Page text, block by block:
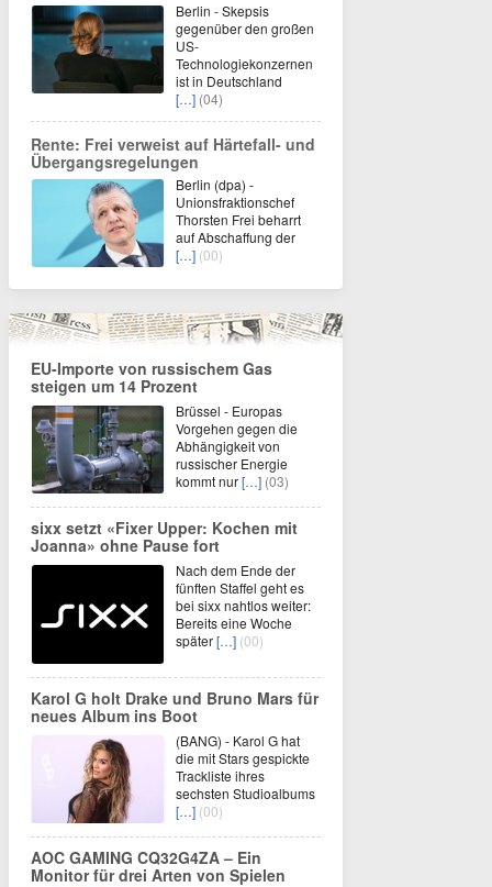
Berlin - Skepsis
gegenüber den großen
US-
Technologiekonzernen
ist in Deutschland
[…] (04)
Rente: Frei verweist auf Härtefall- und
Übergangsregelungen
Berlin (dpa) -
Unionsfraktionschef
Thorsten Frei beharrt
auf Abschaffung der
[…] (00)
EU-Importe von russischem Gas
steigen um 14 Prozent
Brüssel - Europas
Vorgehen gegen die
Abhängigkeit von
russischer Energie
kommt nur[…] (03)
sixx setzt «Fixer Upper: Kochen mit
Joanna» ohne Pause fort
Nach dem Ende der
fünften Staffel geht es
bei sixx nahtlos weiter:
Bereits eine Woche
später[…] (00)
Karol G holt Drake und Bruno Mars für
neues Album ins Boot
(BANG) - Karol G hat
die mit Stars gespickte
Trackliste ihres
sechsten Studioalbums
[…] (00)
AOC GAMING CQ32G4ZA – Ein
Monitor für drei Arten von Spielen